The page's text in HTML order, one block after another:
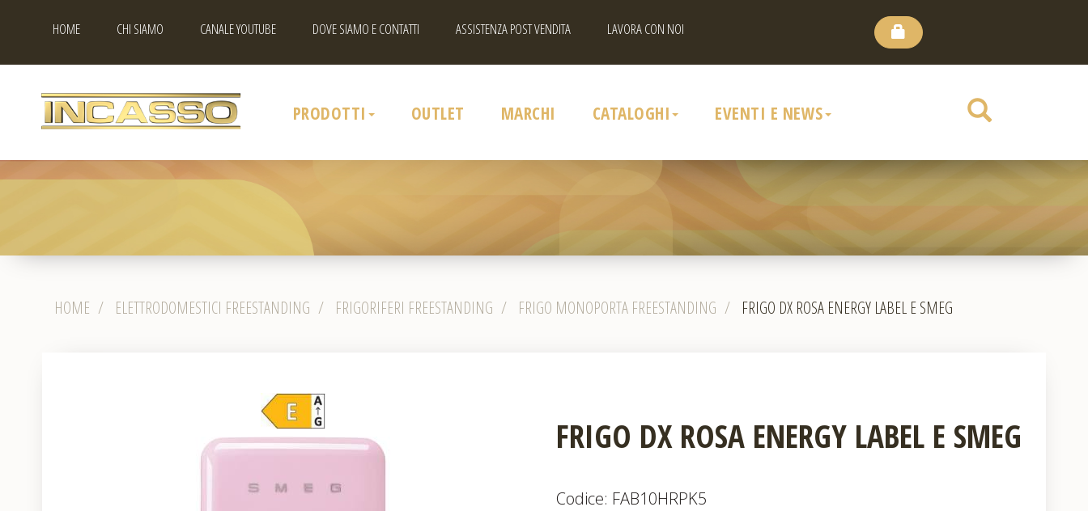
HOME CHI SIAMO CANALE YOUTUBE DOVE SIAMO E CONTATTI ASSISTENZA POST VENDITA LAVORA CON NOI
PRODOTTI OUTLET MARCHI CATALOGHI EVENTI E NEWS
HOME / ELETTRODOMESTICI FREESTANDING / FRIGORIFERI FREESTANDING / FRIGO MONOPORTA FREESTANDING / FRIGO DX ROSA ENERGY LABEL E SMEG
FRIGO DX ROSA ENERGY LABEL E SMEG
Codice: FAB10HRPK5